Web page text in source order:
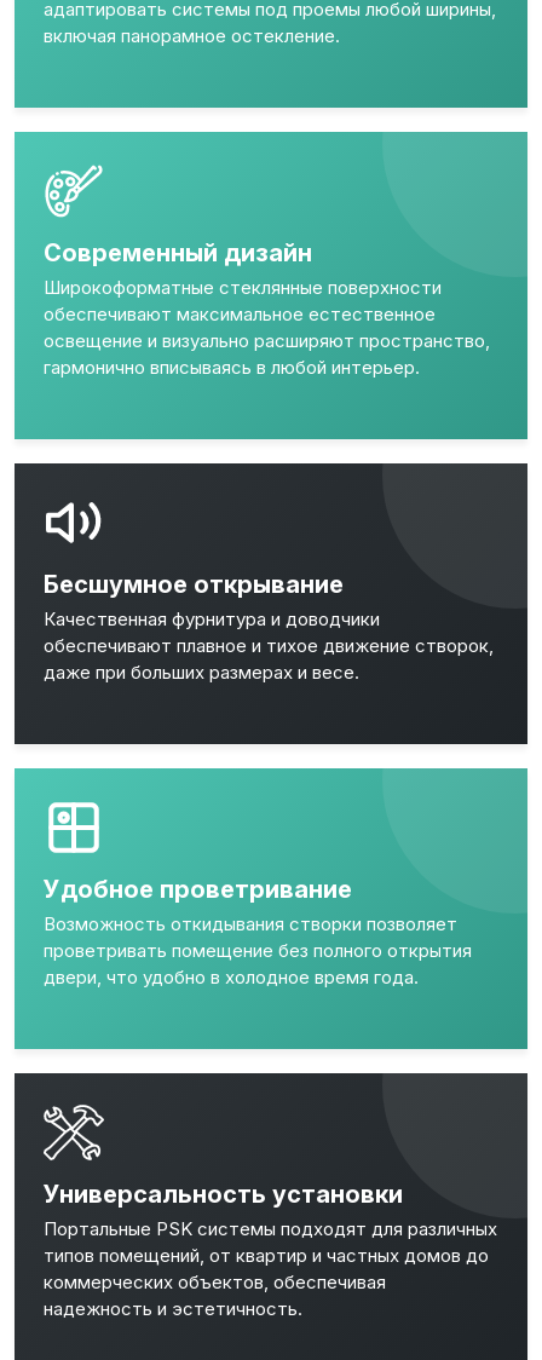
адаптировать системы под проемы любой ширины,
включая панорамное остекление.
Современный дизайн
Широкоформатные стеклянные поверхности
обеспечивают максимальное естественное
освещение и визуально расширяют пространство,
гармонично вписываясь в любой интерьер.
Бесшумное открывание
Качественная фурнитура и доводчики
обеспечивают плавное и тихое движение створок,
даже при больших размерах и весе.
Удобное проветривание
Возможность откидывания створки позволяет
проветривать помещение без полного открытия
двери, что удобно в холодное время года.
Универсальность установки
Портальные PSK системы подходят для различных
типов помещений, от квартир и частных домов до
коммерческих объектов, обеспечивая
надежность и эстетичность.